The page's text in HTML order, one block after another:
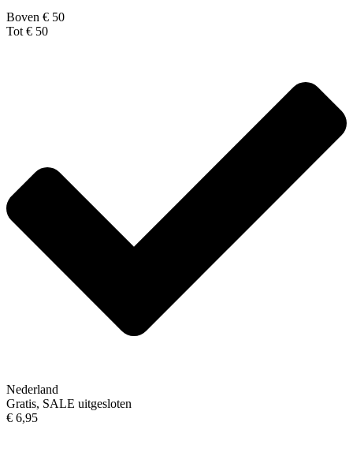
Boven € 50
Tot € 50
Nederland
Gratis, SALE uitgesloten
€ 6,95